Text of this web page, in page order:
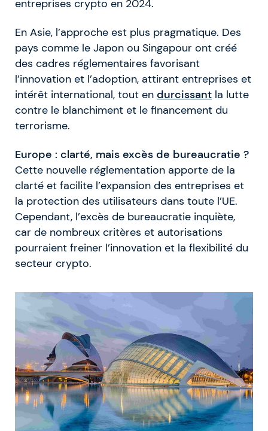
entreprises crypto en 2024.
En Asie, l’approche est plus pragmatique. Des
pays comme le Japon ou Singapour ont créé
des cadres réglementaires favorisant
l’innovation et l’adoption, attirant entreprises et
intérêt international, tout en durcissant la lutte
contre le blanchiment et le financement du
terrorisme.
Europe : clarté, mais excès de bureaucratie ?
Cette nouvelle réglementation apporte de la
clarté et facilite l’expansion des entreprises et
la protection des utilisateurs dans toute l’UE.
Cependant, l’excès de bureaucratie inquiète,
car de nombreux critères et autorisations
pourraient freiner l’innovation et la flexibilité du
secteur crypto.